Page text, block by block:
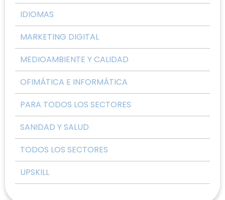
IDIOMAS
MARKETING DIGITAL
MEDIOAMBIENTE Y CALIDAD
OFIMÁTICA E INFORMÁTICA
PARA TODOS LOS SECTORES
SANIDAD Y SALUD
TODOS LOS SECTORES
UPSKILL